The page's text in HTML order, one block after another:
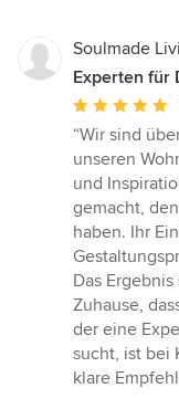
Soulmade
Experten für
Bewertung:
5
von
5
Sternen
“Wir sind
unseren
und
gemacht,
haben. Ihr
Das
Zuhause,
der eine
sucht, ist bei
klare